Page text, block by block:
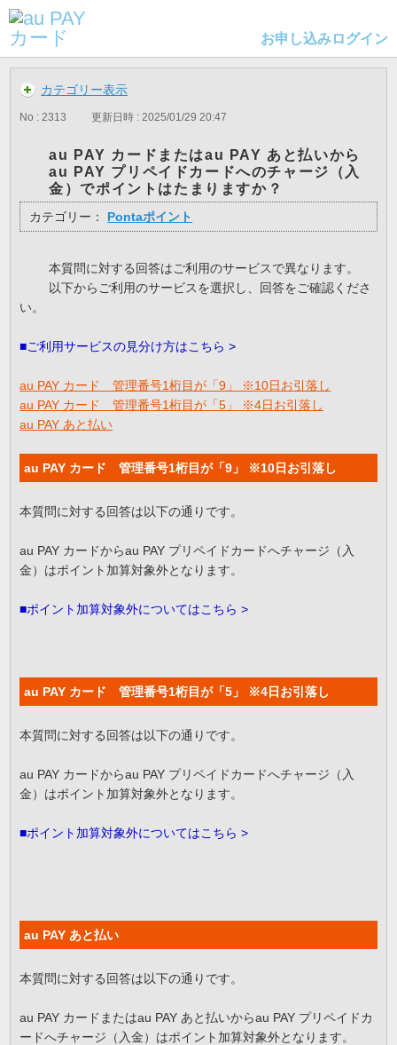
お申し込みログイン
カテゴリー表示
No : 2313 更新日時 : 2025/01/29 20:47
au PAY カードまたはau PAY あと払いから
au PAY プリペイドカードへのチャージ（入
金）でポイントはたまりますか？
カテゴリー： Pontaポイント
本質問に対する回答はご利用のサービスで異なります。
以下からご利用のサービスを選択し、回答をご確認くださ
い。
■ご利用サービスの見分け方はこちら >
au PAY カード 管理番号1桁目が「9」 ※10日お引落し
au PAY カード 管理番号1桁目が「5」 ※4日お引落し
au PAY あと払い
au PAY カード 管理番号1桁目が「9」 ※10日お引落し
本質問に対する回答は以下の通りです。
au PAY カードからau PAY プリペイドカードへチャージ（入
金）はポイント加算対象外となります。
■ポイント加算対象外についてはこちら >
au PAY カード 管理番号1桁目が「5」 ※4日お引落し
本質問に対する回答は以下の通りです。
au PAY カードからau PAY プリペイドカードへチャージ（入
金）はポイント加算対象外となります。
■ポイント加算対象外についてはこちら >
au PAY あと払い
本質問に対する回答は以下の通りです。
au PAY カードまたはau PAY あと払いからau PAY プリペイドカ
ードへチャージ（入金）はポイント加算対象外となります。